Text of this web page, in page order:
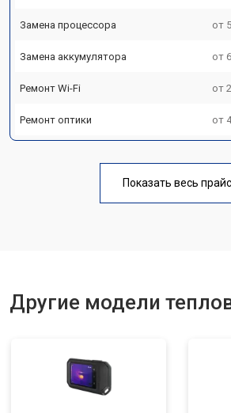
Замена процессора от
Замена аккумулятора от
Ремонт Wi-Fi от
Ремонт оптики от
Показать весь прайс
Другие модели